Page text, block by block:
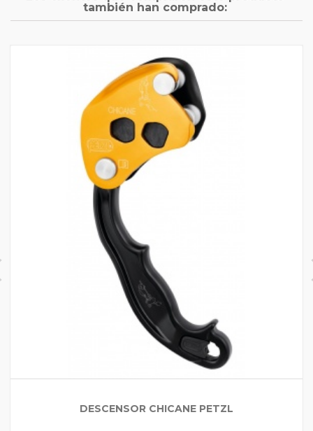
también han comprado:
DESCENSOR CHICANE PETZL